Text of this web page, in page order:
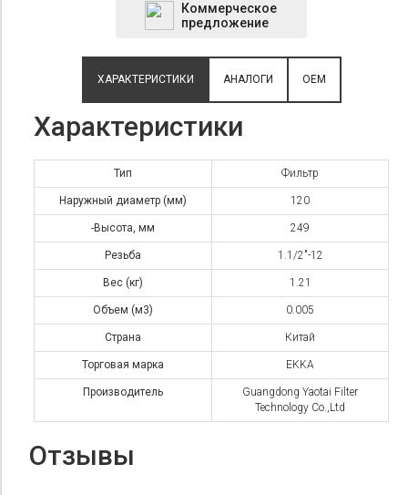
Коммерческое
предложение
ХАРАКТЕРИСТИКИ АНАЛОГИ OEM
Характеристики
Тип Фильтр
Наружный диаметр (мм) 120
-Высота, мм 249
Резьба 1.1/2"-12
Вес (кг) 1.21
Объем (м3) 0.005
Страна Китай
Торговая марка EKKA
Производитель
Guangdong Yaotai Filter
Technology Co.,Ltd
Отзывы